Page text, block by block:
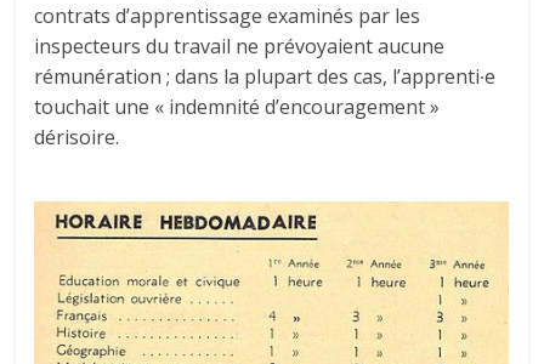
contrats d’apprentissage examinés par les
inspecteurs du travail ne prévoyaient aucune
rémunération ; dans la plupart des cas, l’apprenti∙e
touchait une « indemnité d’encouragement »
dérisoire.